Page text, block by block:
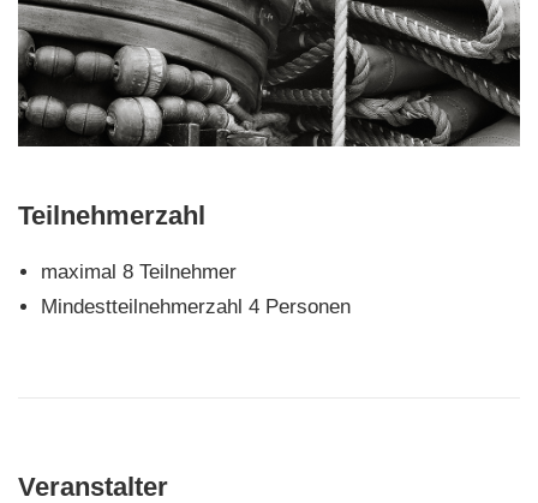
Teilnehmerzahl
maximal 8 Teilnehmer
Mindestteilnehmerzahl 4 Personen
Veranstalter